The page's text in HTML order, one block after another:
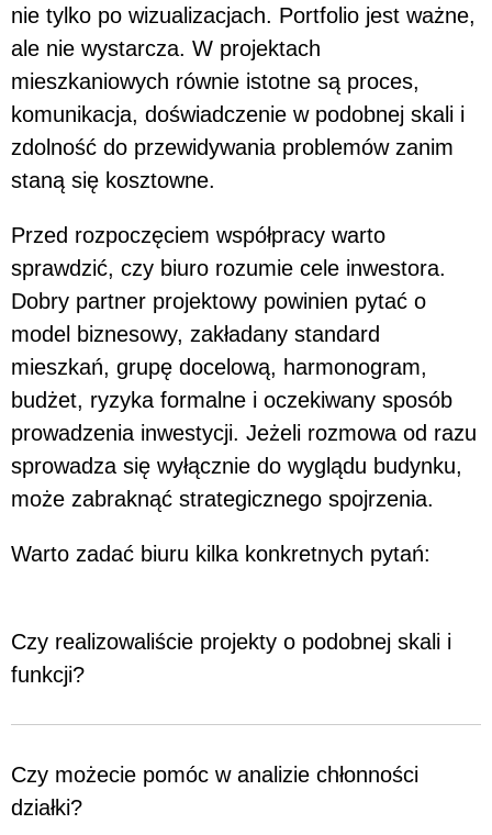
nie tylko po wizualizacjach. Portfolio jest ważne,
ale nie wystarcza. W projektach
mieszkaniowych równie istotne są proces,
komunikacja, doświadczenie w podobnej skali i
zdolność do przewidywania problemów zanim
staną się kosztowne.
Przed rozpoczęciem współpracy warto
sprawdzić, czy biuro rozumie cele inwestora.
Dobry partner projektowy powinien pytać o
model biznesowy, zakładany standard
mieszkań, grupę docelową, harmonogram,
budżet, ryzyka formalne i oczekiwany sposób
prowadzenia inwestycji. Jeżeli rozmowa od razu
sprowadza się wyłącznie do wyglądu budynku,
może zabraknąć strategicznego spojrzenia.
Warto zadać biuru kilka konkretnych pytań:
Czy realizowaliście projekty o podobnej skali i
funkcji?
Czy możecie pomóc w analizie chłonności
działki?